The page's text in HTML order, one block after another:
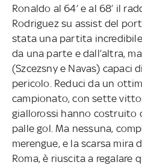
Ronaldo al 64’ e al 68’ il
Rodriguez su assist del
stata una partita
da una parte e dall’altra,
(Szcezsny e Navas) capaci
pericolo. Reduci da un
campionato, con sette
giallorossi hanno costruito
palle gol. Ma nessuna,
merengue, e la scarsa mira
Roma, è riuscita a regalare